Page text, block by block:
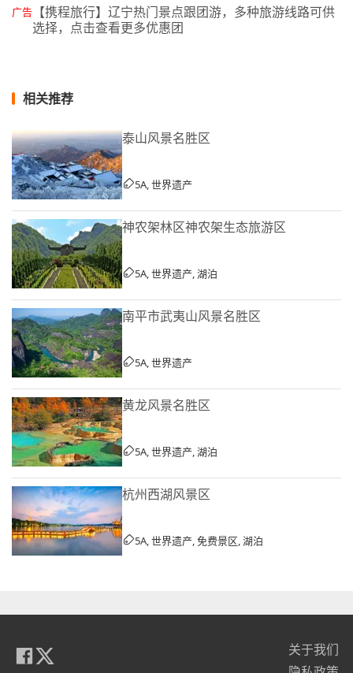
广告 【携程旅行】辽宁热门景点跟团游，多种旅游线路可供
选择，点击查看更多优惠团
相关推荐
泰山风景名胜区
5A, 世界遗产
神农架林区神农架生态旅游区
5A, 世界遗产, 湖泊
南平市武夷山风景名胜区
5A, 世界遗产
黄龙风景名胜区
5A, 世界遗产, 湖泊
杭州西湖风景区
5A, 世界遗产, 免费景区, 湖泊
关于我们